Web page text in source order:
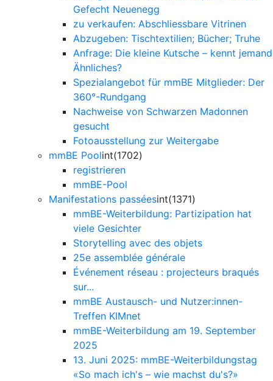
Gefecht Neuenegg
zu verkaufen: Abschliessbare Vitrinen
Abzugeben: Tischtextilien; Bücher; Truhe
Anfrage: Die kleine Kutsche – kennt jemand
Ähnliches?
Spezialangebot für mmBE Mitglieder: Der
360°-Rundgang
Nachweise von Schwarzen Madonnen
gesucht
Fotoausstellung zur Weitergabe
mmBE Poolint(1702)
registrieren
mmBE-Pool
Manifestations passéesint(1371)
mmBE-Weiterbildung: Partizipation hat
viele Gesichter
Storytelling avec des objets
25e assemblée générale
Événement réseau : projecteurs braqués
sur...
mmBE Austausch- und Nutzer:innen-
Treffen KIMnet
mmBE-Weiterbildung am 19. September
2025
13. Juni 2025: mmBE-Weiterbildungstag
«So mach ich's – wie machst du's?»